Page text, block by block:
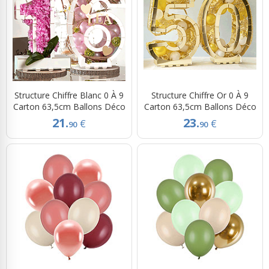
Structure Chiffre Blanc 0 À 9
Carton 63,5cm Ballons Déco
21.90 €
Structure Chiffre Or 0 À 9
Carton 63,5cm Ballons Déco
23.90 €